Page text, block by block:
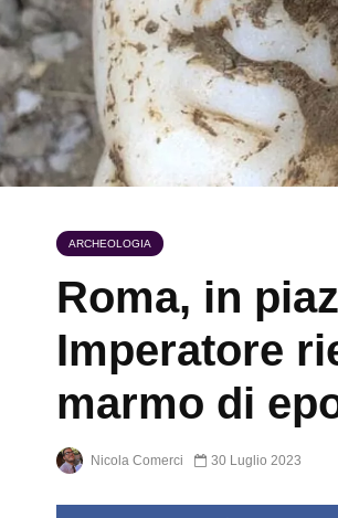
ARCHEOLOGIA
Roma, in
Imperatore
marmo di
Nicola Comerci 30 Luglio 2023